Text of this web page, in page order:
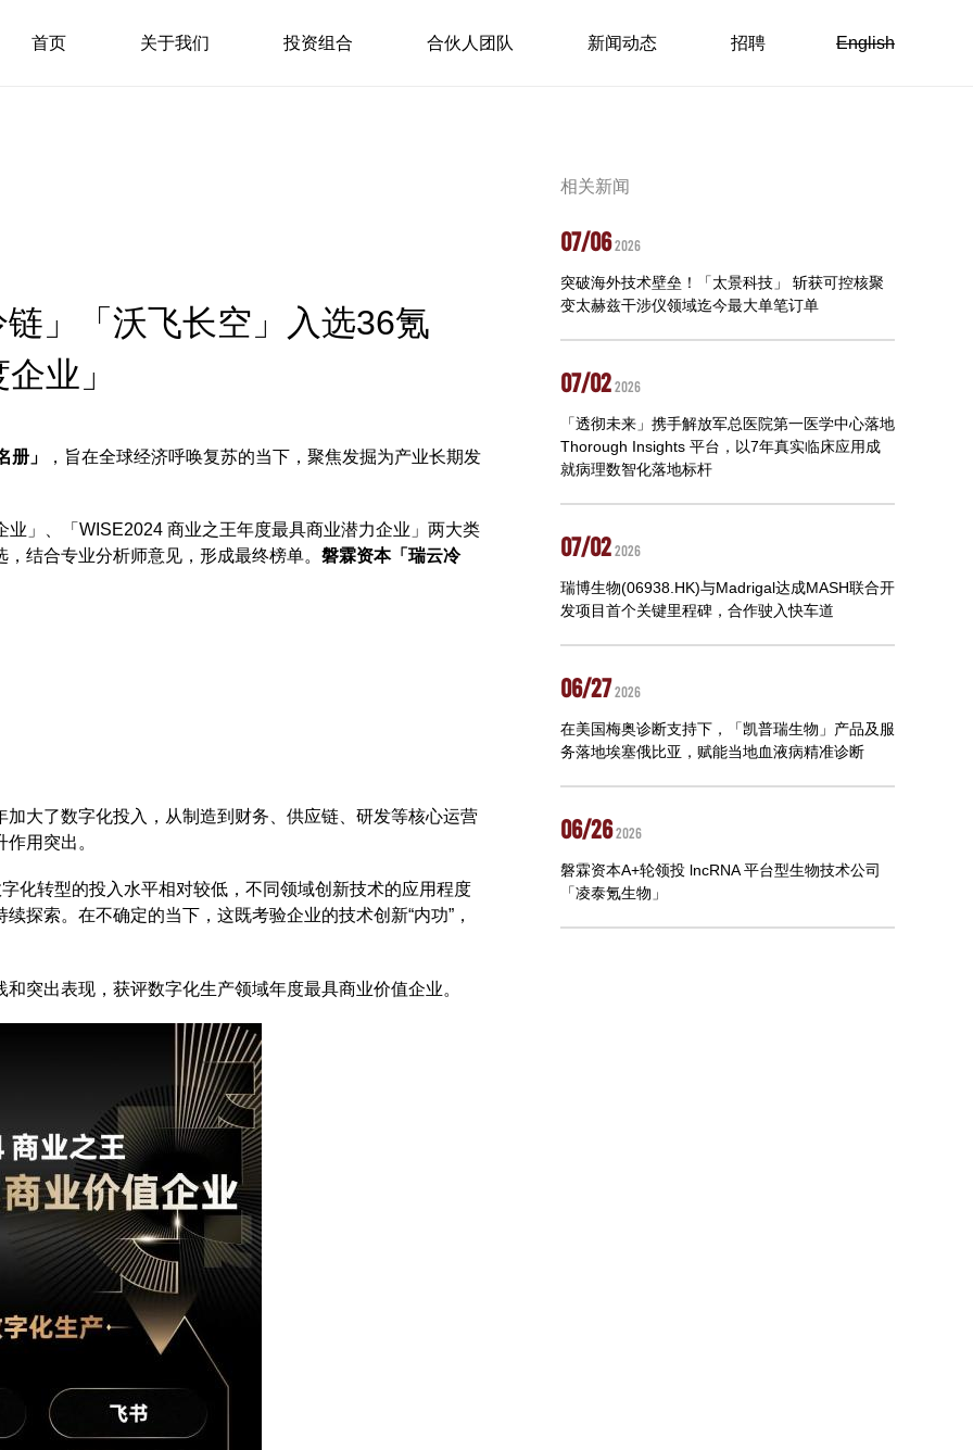
English
首页 关于我们 投资组合 合伙人团队 新闻动态 招聘
」「沃飞长空」入选36氪
业」
册」 ，旨在全球经济呼唤复苏的当下，聚焦发掘为产业长期发
」、「WISE2024 商业之王年度最具商业潜力企业」两大类
结合专业分析师意见，形成最终榜单。 磐霖资本「瑞云冷
大了数字化投入，从制造到财务、供应链、研发等核心运营
用突出。
化转型的投入水平相对较低，不同领域创新技术的应用程度
探索。在不确定的当下，这既考验企业的技术创新“内功”，
突出表现，获评数字化生产领域年度最具商业价值企业。
相关新闻
07/062026
突破海外技术壁垒！「太景科技」 斩获可控核聚
变太赫兹干涉仪领域迄今最大单笔订单
07/022026
「透彻未来」携手解放军总医院第一医学中心落地
Thorough Insights 平台，以7年真实临床应用成
就病理数智化落地标杆
07/022026
瑞博生物(06938.HK)与Madrigal达成MASH联合开
发项目首个关键里程碑，合作驶入快车道
06/272026
在美国梅奥诊断支持下，「凯普瑞生物」产品及服
务落地埃塞俄比亚，赋能当地血液病精准诊断
06/262026
磐霖资本A+轮领投 lncRNA 平台型生物技术公司
「凌泰氪生物」